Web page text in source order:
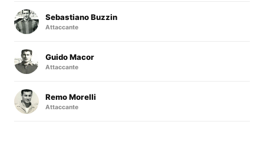
Sebastiano Buzzin
Attaccante
Guido Macor
Attaccante
Remo Morelli
Attaccante